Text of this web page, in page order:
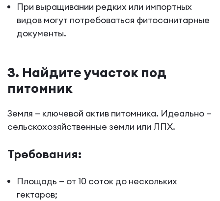
При выращивании редких или импортных
видов могут потребоваться фитосанитарные
документы.
3. Найдите участок под
питомник
Земля — ключевой актив питомника. Идеально —
сельскохозяйственные земли или ЛПХ.
Требования:
Площадь — от 10 соток до нескольких
гектаров;